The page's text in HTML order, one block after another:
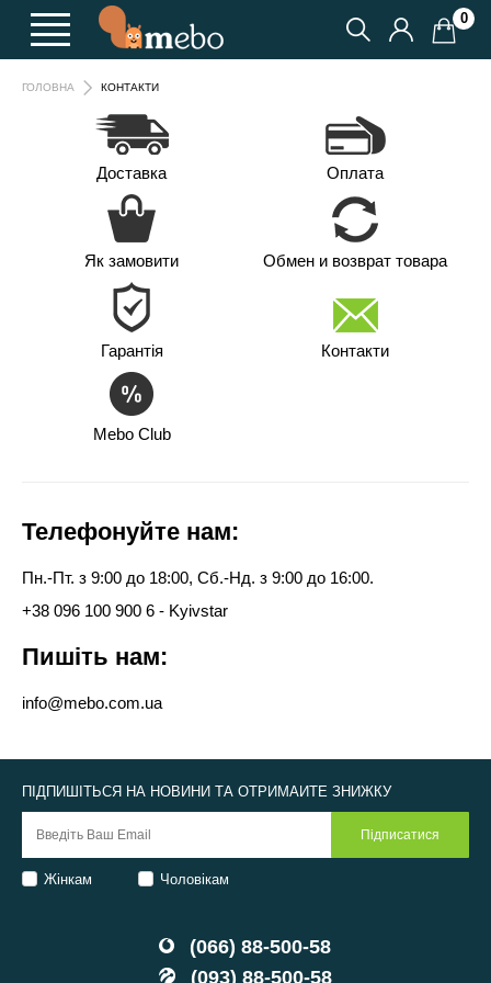
0
ГОЛОВНА КОНТАКТИ
Доставка Оплата
Як замовити Обмен и возврат товара
Гарантія Контакти
Mebo Club
Телефонуйте нам:
Пн.-Пт. з 9:00 до 18:00, Сб.-Нд. з 9:00 до 16:00.
+38 096 100 900 6 - Kyivstar
Пишіть нам:
info@mebo.com.ua
(066) 88-500-58
(093) 88-500-58
ПІДПИШІТЬСЯ НА НОВИНИ ТА ОТРИМАЙТЕ ЗНИЖКУ
Жінкам Чоловікам